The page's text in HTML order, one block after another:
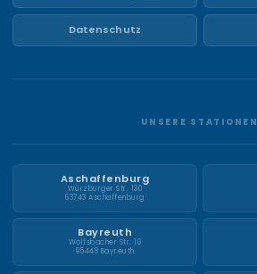
Datenschutz
UNSERE STATIONEN
Aschaffenburg
Würzburger Str. 130
63743 Aschaffenburg
Bayreuth
Wolfsbacher Str. 10
95448 Bayreuth